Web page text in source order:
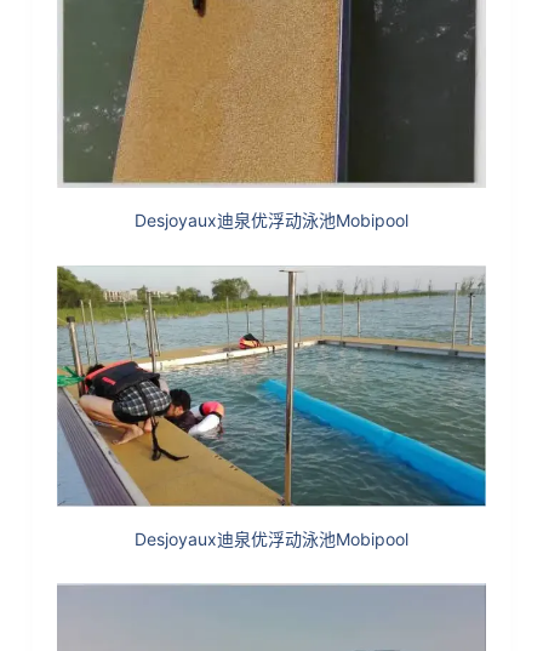
Desjoyaux迪泉优浮动泳池Mobipool
Desjoyaux迪泉优浮动泳池Mobipool